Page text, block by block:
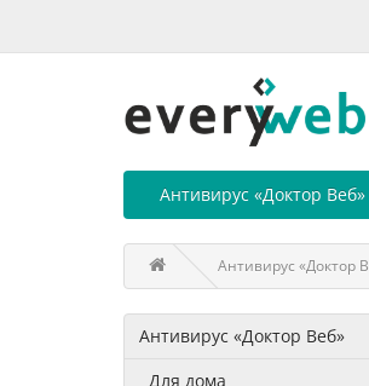
Антивирус «Доктор Веб»
Антивирус «Доктор
Антивирус «Доктор Веб»
Для дома